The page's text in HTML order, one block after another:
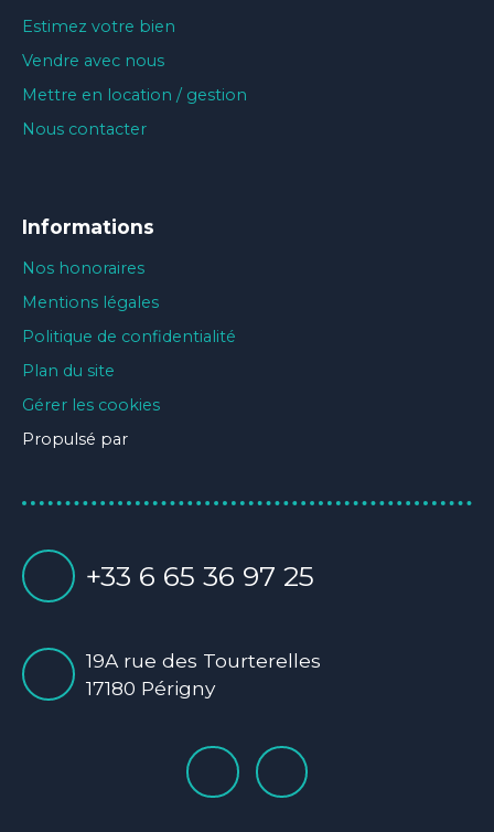
Estimez votre bien
Vendre avec nous
Mettre en location / gestion
Nous contacter
Informations
Nos honoraires
Mentions légales
Politique de confidentialité
Plan du site
Gérer les cookies
Propulsé par
+33 6 65 36 97 25
19A rue des Tourterelles
17180 Périgny